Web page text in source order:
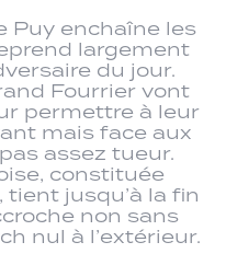
Puy enchaîne les
largement
du jour.
Fourrier vont
permettre à leur
mais face aux
assez tueur.
constituée
jusqu’à la fin
non sans
nul à l’extérieur.